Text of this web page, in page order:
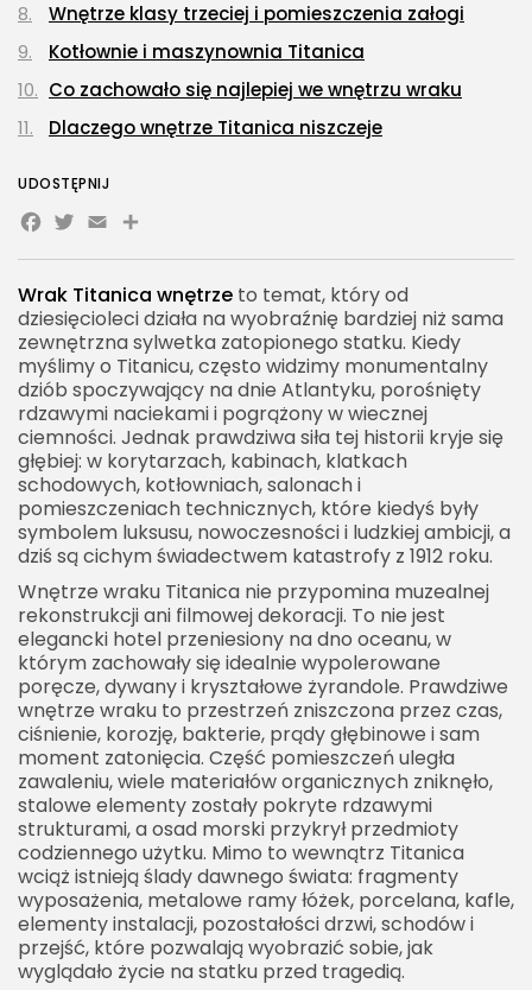
Wrak Titanica wnętrze to temat, który od
dziesięcioleci działa na wyobraźnię bardziej niż sama
zewnętrzna sylwetka zatopionego statku. Kiedy
myślimy o Titanicu, często widzimy monumentalny
dziób spoczywający na dnie Atlantyku, porośnięty
rdzawymi naciekami i pogrążony w wiecznej
ciemności. Jednak prawdziwa siła tej historii kryje się
głębiej: w korytarzach, kabinach, klatkach
schodowych, kotłowniach, salonach i
pomieszczeniach technicznych, które kiedyś były
symbolem luksusu, nowoczesności i ludzkiej ambicji, a
dziś są cichym świadectwem katastrofy z 1912 roku.
Wnętrze wraku Titanica nie przypomina muzealnej
rekonstrukcji ani filmowej dekoracji. To nie jest
elegancki hotel przeniesiony na dno oceanu, w
którym zachowały się idealnie wypolerowane
poręcze, dywany i kryształowe żyrandole. Prawdziwe
wnętrze wraku to przestrzeń zniszczona przez czas,
ciśnienie, korozję, bakterie, prądy głębinowe i sam
moment zatonięcia. Część pomieszczeń uległa
zawaleniu, wiele materiałów organicznych zniknęło,
stalowe elementy zostały pokryte rdzawymi
strukturami, a osad morski przykrył przedmioty
codziennego użytku. Mimo to wewnątrz Titanica
wciąż istnieją ślady dawnego świata: fragmenty
wyposażenia, metalowe ramy łóżek, porcelana, kafle,
elementy instalacji, pozostałości drzwi, schodów i
przejść, które pozwalają wyobrazić sobie, jak
wyglądało życie na statku przed tragedią.
Wnętrze klasy trzeciej i pomieszczenia załogi
Kotłownie i maszynownia Titanica
Co zachowało się najlepiej we wnętrzu wraku
Dlaczego wnętrze Titanica niszczeje
zachowaną kapsułą czasu
Przedmioty osobiste wewnątrz i wokół wraku
Wnętrze Titanica jako miejsce pamięci
Jak wygląda dziób Titanica od środka
Jak wygląda rufa Titanica od środka
Pole szczątków jako przedłużenie wnętrza
Mity dotyczące wnętrza wraku Titanica
Dlaczego zdjęcia wnętrza Titanica są tak rzadkie i
cenne
Wnętrze wraku Titanica a filmowy obraz statku
Etyka eksploracji wnętrza wraku
Przyszłość wnętrza wraku Titanica
Wrak Titanica wnętrze jako opowieść o kruchości
ludzkich ambicji
Najważniejszy obraz wnętrza Titanica
UDOSTĘPNIJ
Facebook
Twitter
EmailShare